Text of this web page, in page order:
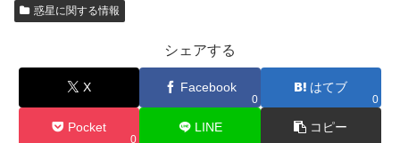
惑星に関する情報
シェアする
X Facebook
0
はてブ
0
Pocket
0
LINE コピー